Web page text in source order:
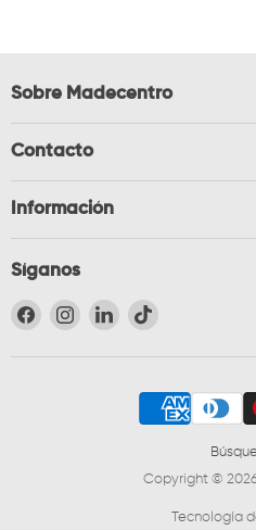
Sobre Madecentro
Contacto
Información
Síganos
Encuéntrenos en Facebook
Encuéntrenos en
Encuéntrenos en
Encuéntrenos
Copyright ©
Tecnología